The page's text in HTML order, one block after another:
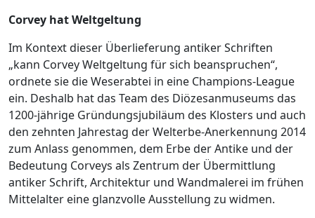
Corvey hat Weltgeltung
Im Kontext dieser Überlieferung antiker Schriften
„kann Corvey Weltgeltung für sich beanspruchen“,
ordnete sie die Weserabtei in eine Champions-League
ein. Deshalb hat das Team des Diözesanmuseums das
1200-jährige Gründungsjubiläum des Klosters und auch
den zehnten Jahrestag der Welterbe-Anerkennung 2014
zum Anlass genommen, dem Erbe der Antike und der
Bedeutung Corveys als Zentrum der Übermittlung
antiker Schrift, Architektur und Wandmalerei im frühen
Mittelalter eine glanzvolle Ausstellung zu widmen.